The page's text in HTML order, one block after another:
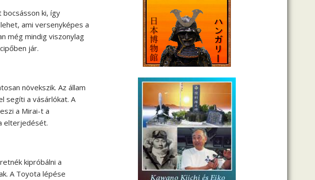
ki, így
ami versenyképes a
még mindig viszonylag
jár.
növekszik. Az állam
segíti a vásárlókat. A
a Mirai-t a
elterjedését.
kipróbálni a
A Toyota lépése